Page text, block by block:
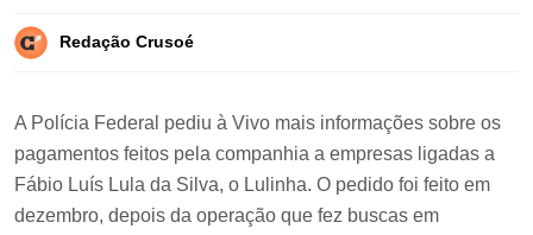
Redação Crusoé
A Polícia Federal pediu à Vivo mais informações sobre os
pagamentos feitos pela companhia a empresas ligadas a
Fábio Luís Lula da Silva, o Lulinha. O pedido foi feito em
dezembro, depois da operação que fez buscas em